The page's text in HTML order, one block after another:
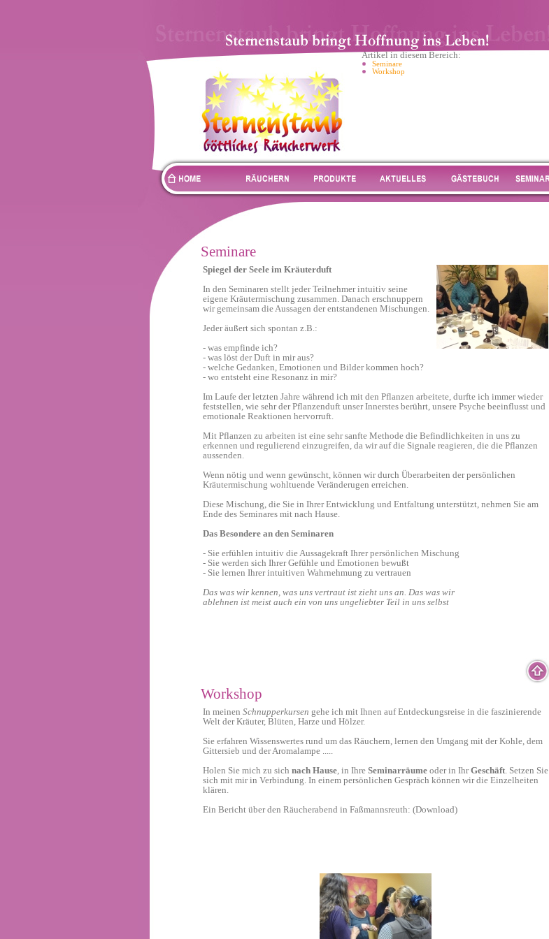
Artikel in diesem Bereich:
Seminare
Workshop
Seminare
Spiegel der Seele im Kräuterduft
In den Seminaren stellt jeder Teilnehmer intuitiv seine
eigene Kräutermischung zusammen. Danach erschnuppern
wir gemeinsam die Aussagen der entstandenen Mischungen.
Jeder äußert sich spontan z.B.:
- was empfinde ich?
- was löst der Duft in mir aus?
- welche Gedanken, Emotionen und Bilder kommen hoch?
- wo entsteht eine Resonanz in mir?
Im Laufe der letzten Jahre während ich mit den Pflanzen arbeitete, durfte ich immer wieder
feststellen, wie sehr der Pflanzenduft unser Innerstes berührt, unsere Psyche beeinflusst und
emotionale Reaktionen hervorruft.
Mit Pflanzen zu arbeiten ist eine sehr sanfte Methode die Befindlichkeiten in uns zu
erkennen und regulierend einzugreifen, da wir auf die Signale reagieren, die die Pflanzen
aussenden.
Wenn nötig und wenn gewünscht, können wir durch Überarbeiten der persönlichen
Kräutermischung wohltuende Veränderugen erreichen.
Diese Mischung, die Sie in Ihrer Entwicklung und Entfaltung unterstützt, nehmen Sie am
Ende des Seminares mit nach Hause.
Das Besondere an den Seminaren
- Sie erfühlen intuitiv die Aussagekraft Ihrer persönlichen Mischung
- Sie werden sich Ihrer Gefühle und Emotionen bewußt
- Sie lernen Ihrer intuitiven Wahrnehmung zu vertrauen
Das was wir kennen, was uns vertraut ist zieht uns an. Das was wir
ablehnen ist meist auch ein von uns ungeliebter Teil in uns selbst
Workshop
In meinen Schnupperkursen gehe ich mit Ihnen auf Entdeckungsreise in die faszinierende
Welt der Kräuter, Blüten, Harze und Hölzer.
Sie erfahren Wissenswertes rund um das Räuchern, lernen den Umgang mit der Kohle, dem
Gittersieb und der Aromalampe .....
Holen Sie mich zu sich nach Hause, in Ihre Seminarräume oder in IhrGeschäft. Setzen Sie
sich mit mir in Verbindung. In einem persönlichen Gespräch können wir die Einzelheiten
klären.
Ein Bericht über den Räucherabend in Faßmannsreuth: (Download)